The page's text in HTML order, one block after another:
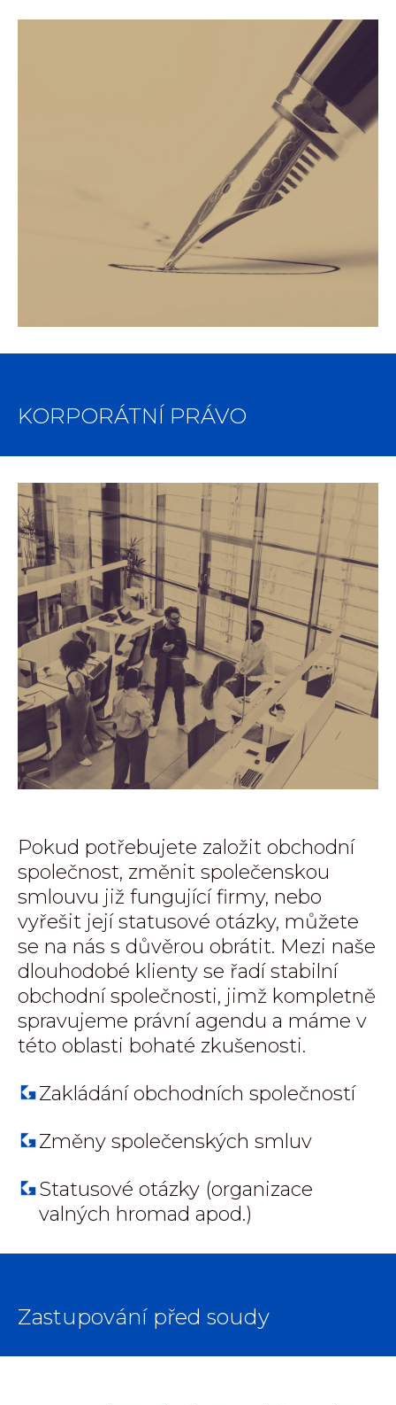
KORPORÁTNÍ PRÁVO
Pokud potřebujete založit obchodní
společnost, změnit společenskou
smlouvu již fungující firmy, nebo
vyřešit její statusové otázky, můžete
se na nás s důvěrou obrátit. Mezi naše
dlouhodobé klienty se řadí stabilní
obchodní společnosti, jimž kompletně
spravujeme právní agendu a máme v
této oblasti bohaté zkušenosti.
Zakládání obchodních společností
Změny společenských smluv
Statusové otázky (organizace
valných hromad apod.)
Zastupování před soudy